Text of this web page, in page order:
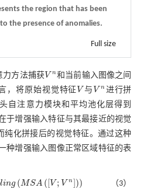
the region that has been
the presence of anomalies.
Full size
力方法捕获V n
V n 和当前输入图像之间
，将原始视觉特征 V
V 与 V n
Vn 进行拼
自注意力模块和平均池化层得到
于增强输入特征与其最接近的视觉
纯化拼接后的视觉特征。通过这种
种增强输入图像正常区域特征的表
ling (M SA ( V ; V n ))
SAV;Vn （3）